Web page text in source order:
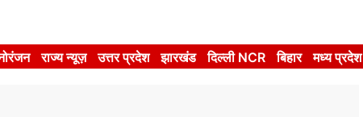
राज्य न्यूज़ उत्तर प्रदेश झारखंड दिल्ली NCR बिहार मध्य प्रदेश